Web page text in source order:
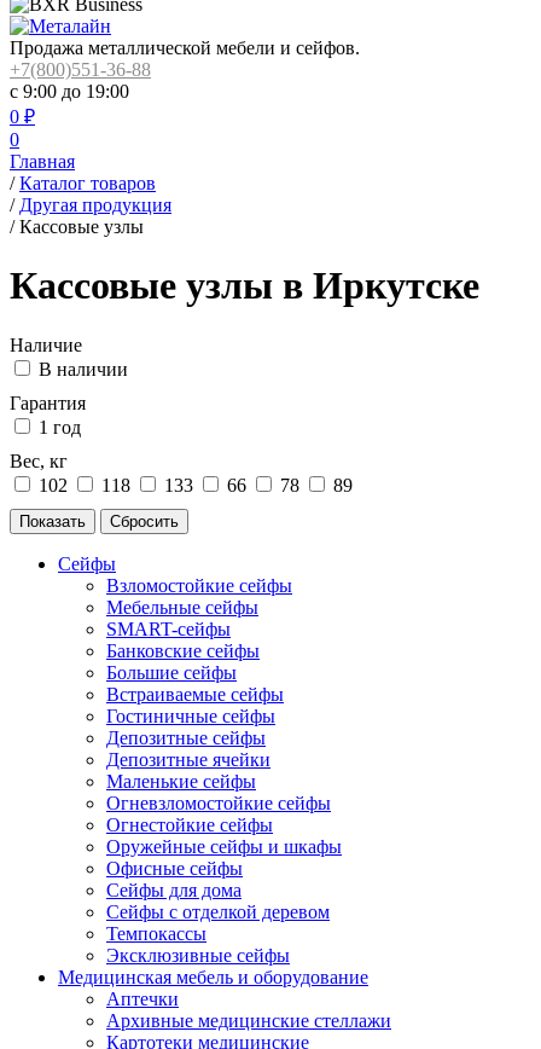
Продажа металлической мебели и сейфов.
+7(800)551-36-88
с 9:00 до 19:00
0 ₽
0
Главная
/ Каталог товаров
/ Другая продукция
/ Кассовые узлы
Кассовые узлы в Иркутске
Наличие
В наличии
Гарантия
1 год
Вес, кг
102
118 133 66 78 89
Сейфы
Взломостойкие сейфы
Мебельные сейфы
SMART-сейфы
Банковские сейфы
Большие сейфы
Встраиваемые сейфы
Гостиничные сейфы
Депозитные сейфы
Депозитные ячейки
Маленькие сейфы
Огневзломостойкие сейфы
Огнестойкие сейфы
Оружейные сейфы и шкафы
Офисные сейфы
Сейфы для дома
Сейфы с отделкой деревом
Темпокассы
Эксклюзивные сейфы
Медицинская мебель и оборудование
Аптечки
Архивные медицинские стеллажи
Картотеки медицинские